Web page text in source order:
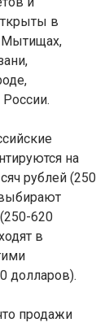
в
Мытищах,
России.
на
рублей (250
620
в
долларов).
продажи